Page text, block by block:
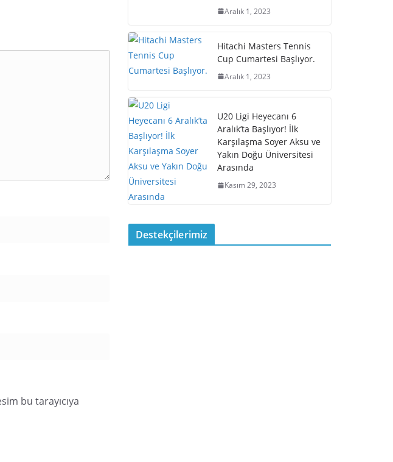
bu tarayıcıya
Aralık 1, 2023
Hitachi Masters Tennis
Cup Cumartesi Başlıyor.
Aralık 1, 2023
U20 Ligi Heyecanı 6
Aralık’ta Başlıyor! İlk
Karşılaşma Soyer Aksu ve
Yakın Doğu Üniversitesi
Arasında
Kasım 29, 2023
Destekçilerimiz